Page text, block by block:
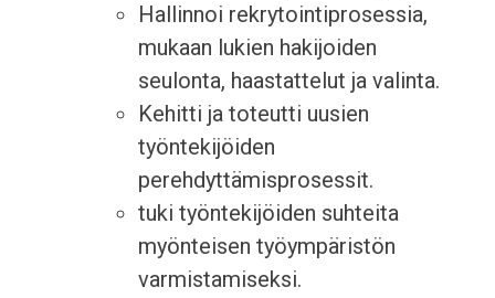
Hallinnoi rekrytointiprosessia,
mukaan lukien hakijoiden
seulonta, haastattelut ja valinta.
Kehitti ja toteutti uusien
työntekijöiden
perehdyttämisprosessit.
tuki työntekijöiden suhteita
myönteisen työympäristön
varmistamiseksi.